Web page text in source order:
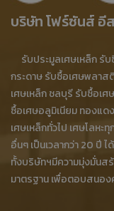
ซื้อเศษเหล็ก ชลบุรี
ประมูลเศษเหล็กปั๊ม
ร้านขายเศษเหล็กปั๊ม
โรงงานเศษเหล็กปั๊ม
เศษเหล็กปั๊ม ชลบุรี
เศษเหล็กปั๊ม บ่อทอง
บริษัท โฟร์ซันส์ อี
รับประมูลเศษเหล็ก รับ
กระดาษ รับซื้อเศษพลาส
เศษเหล็ก ชลบุรี รับซื้อเ
ซื้อเศษอลูมิเนียม ทองแด
เศษเหล็กทั่วไป เศษโลห
อื่นๆ เป็นเวลากว่า 20 ปี
ทั้งบริษัทฯมีความมุ่งมั่นสร้
มาตรฐาน เพื่อตอบสนอ